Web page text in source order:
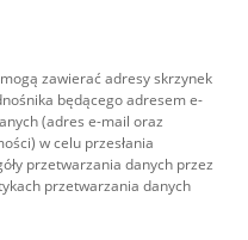
zawierać adresy skrzynek
będącego adresem e-
(adres e-mail oraz
w celu przesłania
przetwarzania danych przez
przetwarzania danych